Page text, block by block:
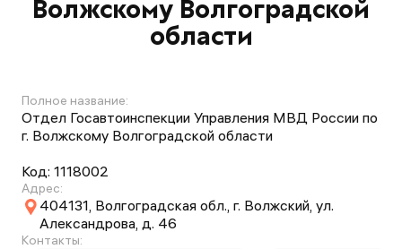
Волжскому Волгоградской
области
Полное название:
Отдел Госавтоинспекции Управления МВД России по
г. Волжскому Волгоградской области
Код: 1118002
Адрес:
404131, Волгоградская обл., г. Волжский, ул.
Александрова, д. 46
Контакты: